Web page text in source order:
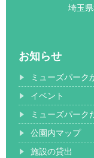
埼玉
お知らせ
ミューズパーク
イベント
ミューズパーク
公園内マップ
施設の貸出